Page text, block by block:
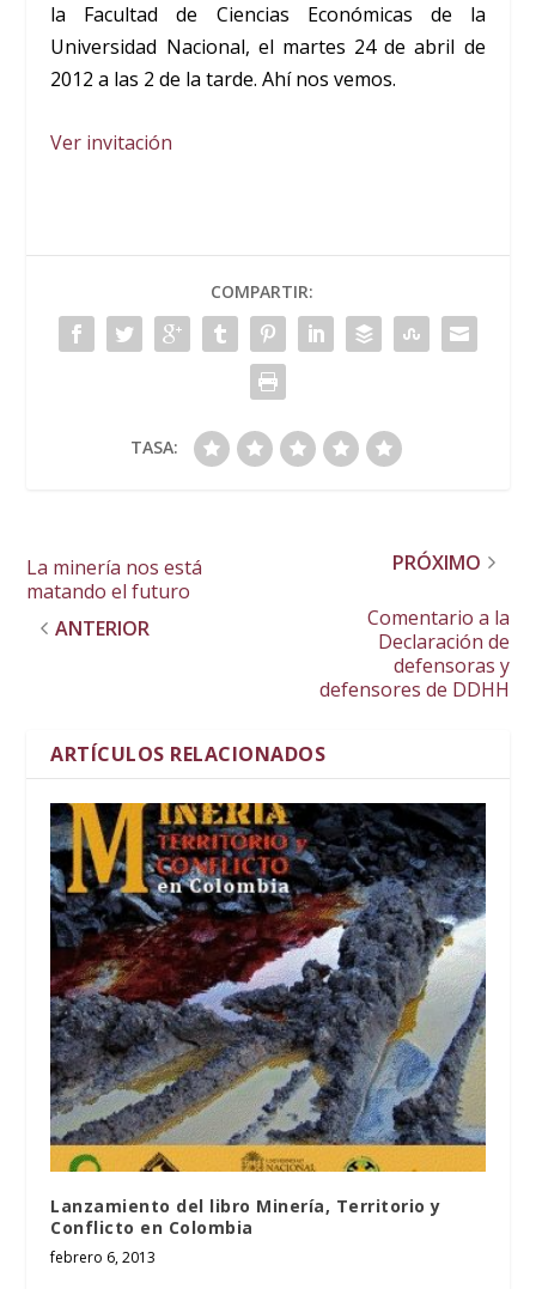
la Facultad de Ciencias Económicas de la
Universidad Nacional, el martes 24 de abril de
2012 a las 2 de la tarde. Ahí nos vemos.
Ver invitación
COMPARTIR:
TASA:
La minería nos está
matando el futuro
ANTERIOR
PRÓXIMO
Comentario a la
Declaración de
defensoras y
defensores de DDHH
ARTÍCULOS RELACIONADOS
Lanzamiento del libro Minería, Territorio y
Conflicto en Colombia
febrero 6, 2013